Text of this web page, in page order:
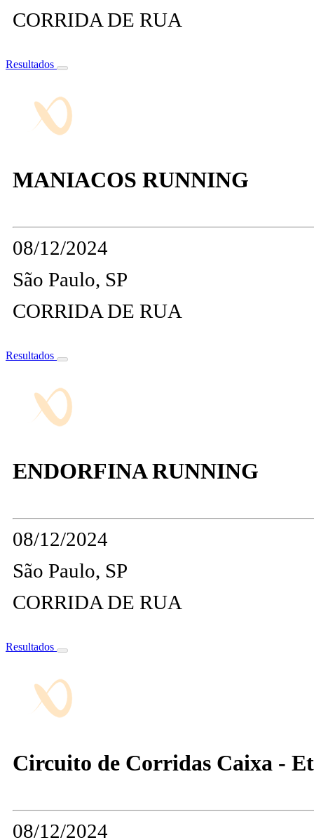
CORRIDA DE RUA
Resultados
MANIACOS RUNNING
08/12/2024
São Paulo, SP
CORRIDA DE RUA
Resultados
ENDORFINA RUNNING
08/12/2024
São Paulo, SP
CORRIDA DE RUA
Resultados
Circuito de Corridas Caixa -
08/12/2024